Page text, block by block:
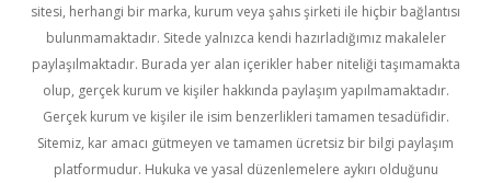
sitesi, herhangi bir marka, kurum veya şahıs şirketi ile hiçbir bağlantısı
bulunmamaktadır. Sitede yalnızca kendi hazırladığımız makaleler
paylaşılmaktadır. Burada yer alan içerikler haber niteliği taşımamakta
olup, gerçek kurum ve kişiler hakkında paylaşım yapılmamaktadır.
Gerçek kurum ve kişiler ile isim benzerlikleri tamamen tesadüfidir.
Sitemiz, kar amacı gütmeyen ve tamamen ücretsiz bir bilgi paylaşım
platformudur. Hukuka ve yasal düzenlemelere aykırı olduğunu